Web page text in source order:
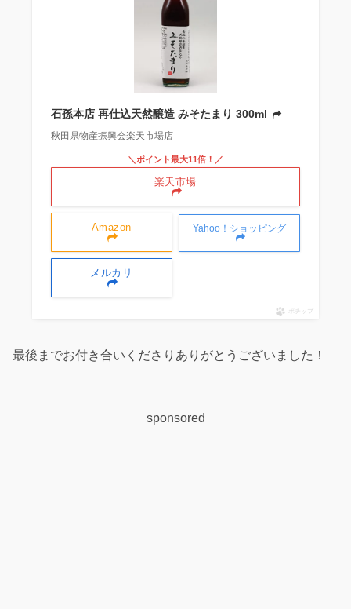
石孫本店 再仕込天然醸造 みそたまり 300ml
秋田県物産振興会楽天市場店
Amazon
＼ポイント最大11倍！／
楽天市場
Yahoo！ショッピング
メルカリ
ポチップ
最後までお付き合いくださりありがとうございました！
sponsored